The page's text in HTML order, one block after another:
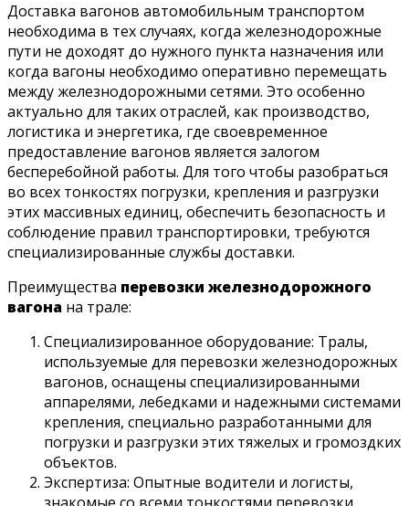
Доставка вагонов автомобильным транспортом
необходима в тех случаях, когда железнодорожные
пути не доходят до нужного пункта назначения или
когда вагоны необходимо оперативно перемещать
между железнодорожными сетями. Это особенно
актуально для таких отраслей, как производство,
логистика и энергетика, где своевременное
предоставление вагонов является залогом
бесперебойной работы. Для того чтобы разобраться
во всех тонкостях погрузки, крепления и разгрузки
этих массивных единиц, обеспечить безопасность и
соблюдение правил транспортировки, требуются
специализированные службы доставки.
Преимущества перевозки железнодорожного
вагона на трале:
Специализированное оборудование: Тралы,
используемые для перевозки железнодорожных
вагонов, оснащены специализированными
аппарелями, лебедками и надежными системами
крепления, специально разработанными для
погрузки и разгрузки этих тяжелых и громоздких
объектов.
Экспертиза: Опытные водители и логисты,